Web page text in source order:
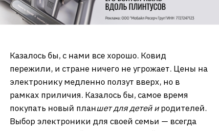
Казалось бы, с нами все хорошо. Ковид
пережили, и стране ничего не угрожает. Цены на
электронику медленно ползут вверх, но в
рамках приличия. Казалось бы, самое время
покупать новый планшет для детей иродителей.
Выбор электроники для своей семьи — всегда